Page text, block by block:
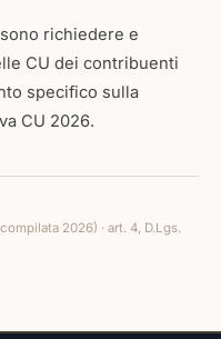
richiedere e
CU dei contribuenti
specifico sulla
CU 2026.
2026) · art. 4, D.Lgs.